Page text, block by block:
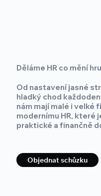
Děláme HR co mění hru
Od nastavení jasné
hladký chod
nám mají malé i velké
modernímu HR, které
praktické a finančně
Objednat schůzku